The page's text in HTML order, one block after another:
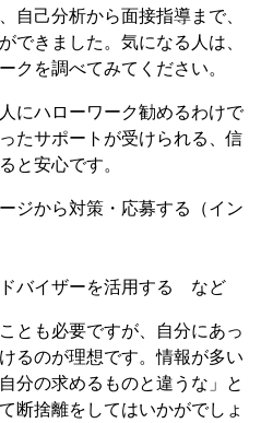
自己分析から面接指導まで、
できました。気になる人は、
クを調べてみてください。
にハローワーク勧めるわけで
たサポートが受けられる、信
と安心です。
ジから対策・応募する（イン
ドバイザーを活用する など
とも必要ですが、自分にあっ
るのが理想です。情報が多い
分の求めるものと違うな」と
断捨離をしてはいかがでしょ